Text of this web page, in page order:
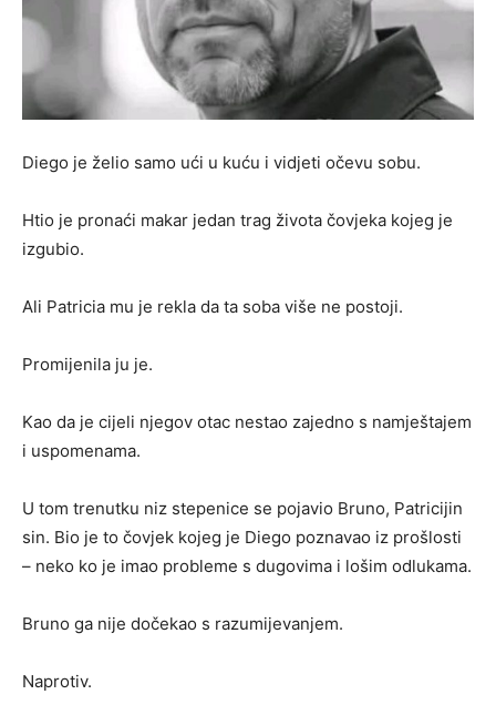
Diego je želio samo ući u kuću i vidjeti očevu sobu.
Htio je pronaći makar jedan trag života čovjeka kojeg je
izgubio.
Ali Patricia mu je rekla da ta soba više ne postoji.
Promijenila ju je.
Kao da je cijeli njegov otac nestao zajedno s namještajem
i uspomenama.
U tom trenutku niz stepenice se pojavio Bruno, Patricijin
sin. Bio je to čovjek kojeg je Diego poznavao iz prošlosti
– neko ko je imao probleme s dugovima i lošim odlukama.
Bruno ga nije dočekao s razumijevanjem.
Naprotiv.